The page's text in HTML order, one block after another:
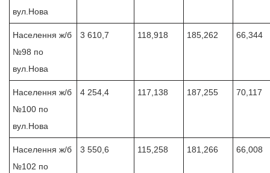
вул.Нова
Населення ж/б
№98 по
вул.Нова
3 610,7 118,918 185,262 66,344
Населення ж/б
№100 по
вул.Нова
4 254,4 117,138 187,255 70,117
Населення ж/б
№102 по
3 550,6 115,258 181,266 66,008